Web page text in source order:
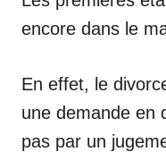
encore dans le
En effet, le
une demande en
pas par un